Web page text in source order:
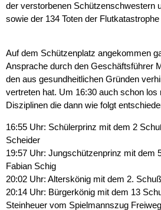
der verstorbenen Schützenschwestern
sowie der 134 Toten der
Auf dem Schützenplatz angekommen
Ansprache durch den Geschäftsführer
den aus gesundheitlichen Gründen
vertreten hat. Um 16:30 auch schon los
Disziplinen die dann wie folgt
16:55 Uhr: Schülerprinz mit dem 2
Scheider
19:57 Uhr: Jungschützenprinz mit dem
Fabian Schig
20:02 Uhr: Alterskönig mit dem 2.
20:14 Uhr: Bürgerkönig mit dem 13
Steinheuer vom Spielmannszug Freiweg